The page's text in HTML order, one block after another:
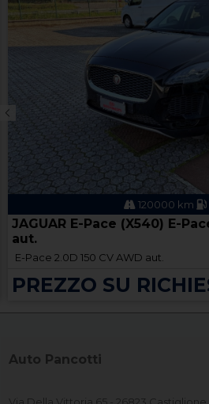
120000 km
JAGUAR E-Pace (X540) E-
aut.
E-Pace 2.0D 150 CV AWD aut.
PREZZO SU
Auto Pancotti
Via Della Vittoria 65 - 26823